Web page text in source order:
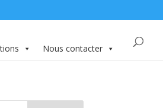
Nous contacter